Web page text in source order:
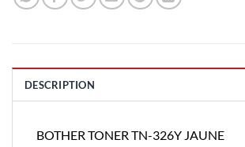
DESCRIPTION
BOTHER TONER TN-326Y JAUNE